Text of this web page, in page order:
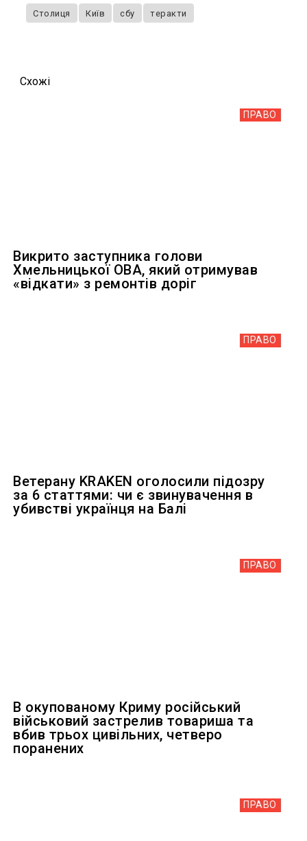
Столиця Київ сбу теракти
Схожi
ПРАВО
Викрито заступника голови
Хмельницької ОВА, який отримував
«відкати» з ремонтів доріг
ПРАВО
Ветерану KRAKEN оголосили підозру
за 6 статтями: чи є звинувачення в
убивстві українця на Балі
ПРАВО
В окупованому Криму російський
військовий застрелив товариша та
вбив трьох цивільних, четверо
поранених
ПРАВО